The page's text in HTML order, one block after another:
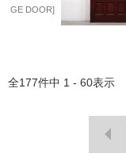
GE DOOR]
全177件中 1 - 60表示